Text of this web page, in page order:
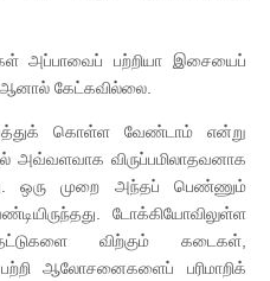
அப்பாவைப் பற்றியா இசையைப்
கேட்கவில்லை.
கொள்ள வேண்டாம் என்று
விருப்பமிலாதவனாக
ஒரு முறை அந்தப் பெண்ணும்
டோக்கியோவிலுள்ள
விற்கும் கடைகள்,
ஆலோசனைகளைப் பரிமாறிக்